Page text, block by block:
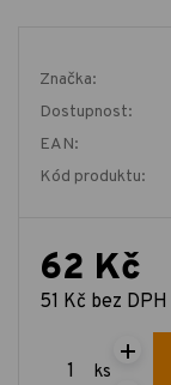
Značka:
Dostupnost:
EAN:
Kód produktu:
62 Kč
51 Kč bez DPH
ks